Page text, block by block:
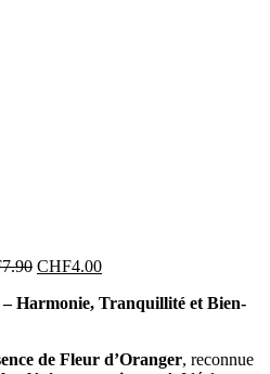
7.90 CHF4.00
– Harmonie, Tranquillité et Bien-
de Fleur d’Oranger, reconnue